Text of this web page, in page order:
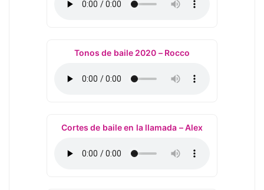
Tonos de baile 2020 – Rocco
Cortes de baile en la llamada – Alex